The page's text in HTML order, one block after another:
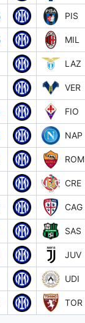
PIS
MIL
LAZ
VER
FIO
NAP
ROM
CRE
CAG
SAS
JUV
UDI
TOR